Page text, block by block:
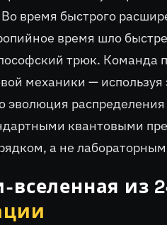
время быстрого
время шло
трюк. Команда
механики —
распределения
квантовыми
а не
вселенная из